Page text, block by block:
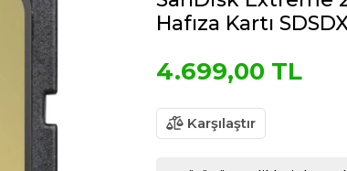
Hafıza Kartı
4.699,00 TL
Karşılaştır